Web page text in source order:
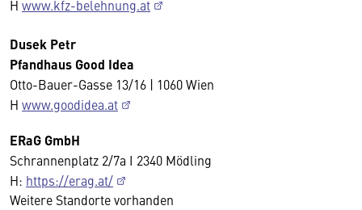
H www.kfz-belehnung.at
Dusek Petr
Pfandhaus Good Idea
Otto-Bauer-Gasse 13/16 | 1060 Wien
H www.goodidea.at
ERaG GmbH
Schrannenplatz 2/7a I 2340 Mödling
H: https://erag.at/
Weitere Standorte vorhanden